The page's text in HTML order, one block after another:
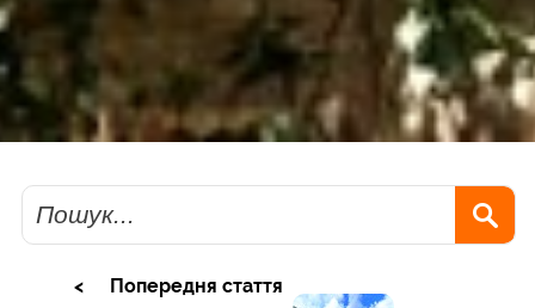
Пошук
Попередня стаття